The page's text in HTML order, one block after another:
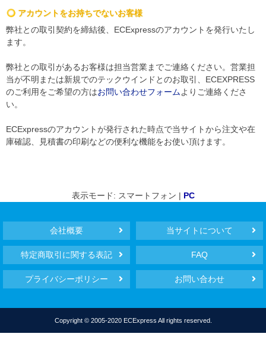
アカウントをお持ちでないお客様
弊社との取引契約を締結後、ECExpressのアカウントを発行いたし
ます。
弊社との取引があるお客様は担当営業までご連絡ください。営業担
当が不明または新規でのテックウインドとのお取引、ECEXPRESS
のご利用をご希望の方はお問い合わせフォームよりご連絡くださ
い。
ECExpressのアカウントが発行された時点で当サイトから注文や在
庫確認、見積書の印刷などの便利な機能をお使い頂けます。
表示モード: スマートフォン | PC
会社概要 当サイトについて
特定商取引に関する表記 FAQ
プライバシーポリシー お問い合わせ
Copyright © 2005-2020 ECExpress All rights reserved.